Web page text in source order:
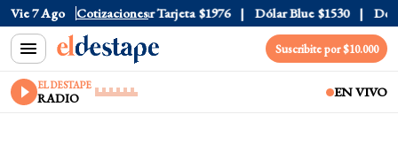
Vie 7 Ago Cotizaciones
Oficial $1520 Dólar Tarjeta $1976 Dólar Blue $1530 Dólar
Suscribite por $10.000
EL DESTAPE
RADIO EN VIVO